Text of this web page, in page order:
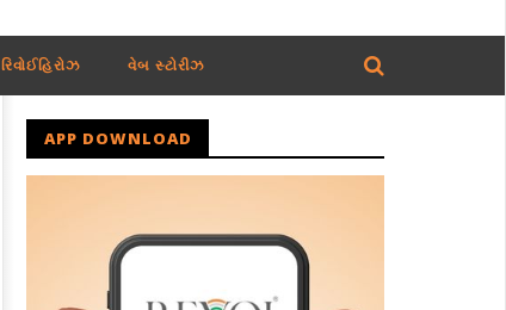
રિવોઈહિરોઝ વેબ સ્ટોરીઝ
APP DOWNLOAD